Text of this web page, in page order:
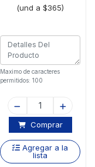
(und a $365)
Maximo de caracteres
permitidos: 100
Comprar
Agregar a la
lista